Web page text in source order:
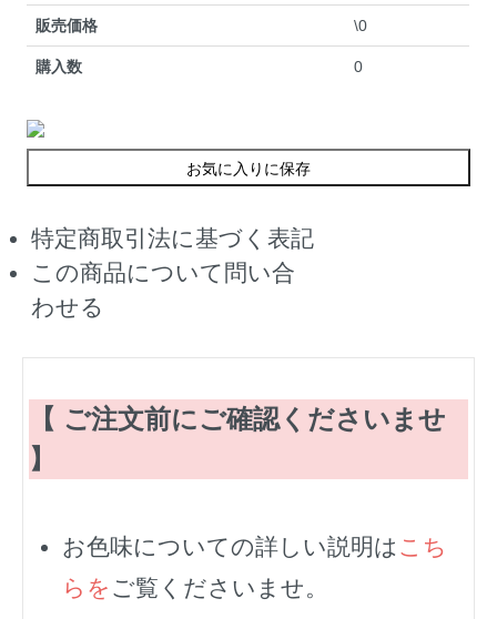
販売価格 \0
購入数 0
お気に入りに保存
特定商取引法に基づく表記
この商品について問い合
わせる
【 ご注文前にご確認くださいませ
】
お色味についての詳しい説明は こち
らを ご覧くださいませ。